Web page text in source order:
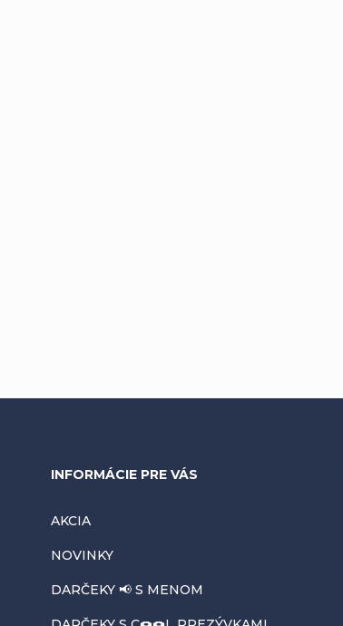
INFORMÁCIE PRE VÁS
AKCIA
NOVINKY
DARČEKY 📢 S MENOM